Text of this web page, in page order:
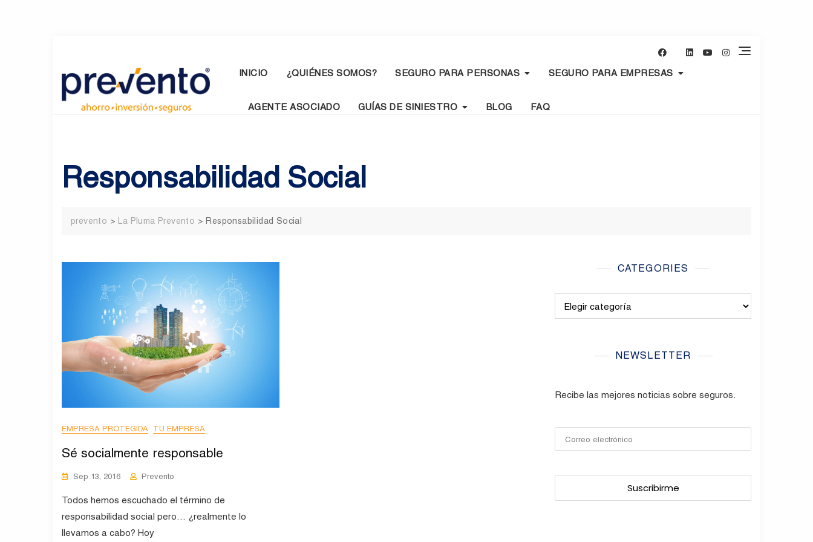
content
INICIO ¿QUIÉNES SOMOS? SEGURO PARA PERSONAS SEGURO PARA EMPRESAS
AGENTE ASOCIADO GUÍAS DE SINIESTRO BLOG FAQ
Responsabilidad Social
prevento > La Pluma Prevento > Responsabilidad Social
EMPRESA PROTEGIDA TU EMPRESA
Sé socialmente responsable
Sep 13, 2016 Prevento
Todos hemos escuchado el término de
responsabilidad social pero… ¿realmente lo
llevamos a cabo? Hoy
CATEGORIES
NEWSLETTER
Recibe las mejores noticias sobre seguros.